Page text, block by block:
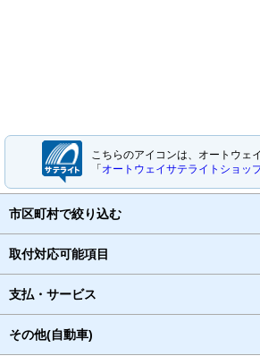
こちらのアイコンは、オートウェ
「オートウェイサテライトショッ
市区町村で絞り込む
取付対応可能項目
支払・サービス
その他(自動車)